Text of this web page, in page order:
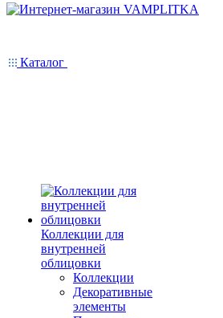
Каталог
Коллекции для
внутренней
облицовки
Коллекции
Декоративные
элементы